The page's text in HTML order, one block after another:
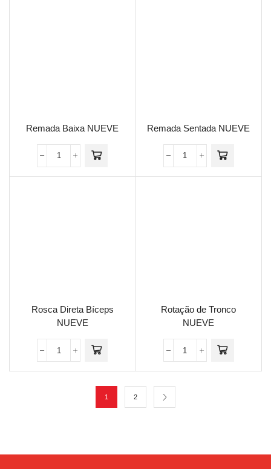
Remada Baixa NUEVE Remada Sentada NUEVE
Rosca Direta Bíceps
NUEVE
Rotação de Tronco
NUEVE
1 2